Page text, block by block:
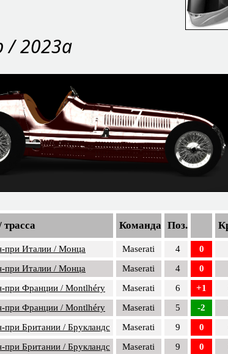
/ 2023a
трасса Команда Поз.
при Италии / Монца Maserati 4 0
при Италии / Монца Maserati 4 0
при Франции / Montlhéry Maserati 6 +1
при Франции / Montlhéry Maserati 5 -2
при Британии / Брукландс Maserati 9 0
при Британии / Брукландс Maserati 9 0